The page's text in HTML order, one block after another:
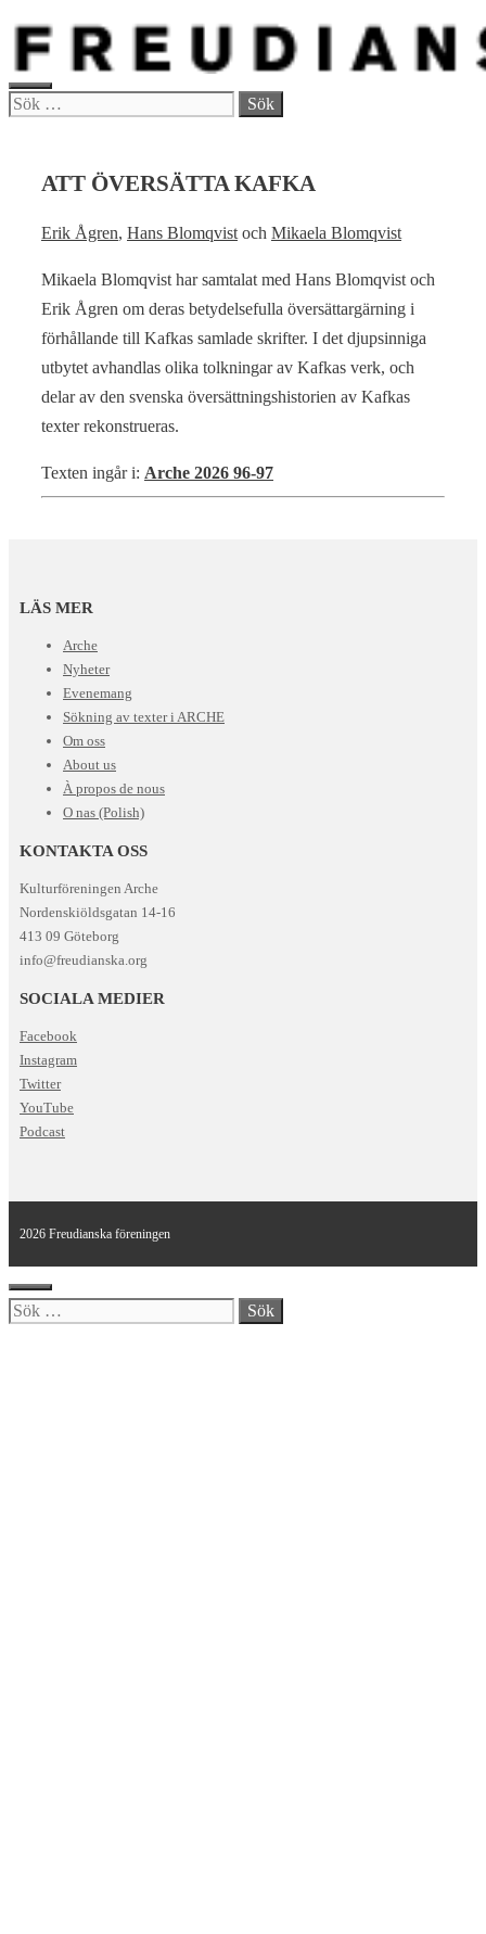
Hoppa
innehåll
MENY
Sök
ATT ÖVERSÄTTA KAFKA
Erik Ågren, Hans Blomqvist och Mikaela Blomqvist
Mikaela Blomqvist har samtalat med Hans Blomqvist och
Erik Ågren om deras betydelsefulla översättargärning i
förhållande till Kafkas samlade skrifter. I det djupsinniga
utbytet avhandlas olika tolkningar av Kafkas verk, och
delar av den svenska översättningshistorien av Kafkas
texter rekonstrueras.
Texten ingår i: Arche 2026 96-97
LÄS MER
Arche
Nyheter
Evenemang
Sökning av texter i ARCHE
Om oss
About us
À propos de nous
O nas (Polish)
KONTAKTA OSS
Kulturföreningen Arche
Nordenskiöldsgatan 14-16
413 09 Göteborg
info@freudianska.org
SOCIALA MEDIER
Facebook
Instagram
Twitter
YouTube
Podcast
2026 Freudianska föreningen
Stäng
Sök